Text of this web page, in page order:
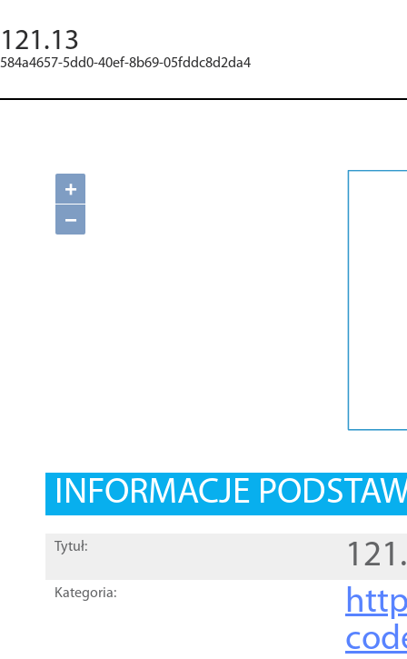
121.13
584a4657-5dd0-40ef-8b69-05fddc8d2da4
+
−
INFORMACJE
Tytuł:
Kategoria: